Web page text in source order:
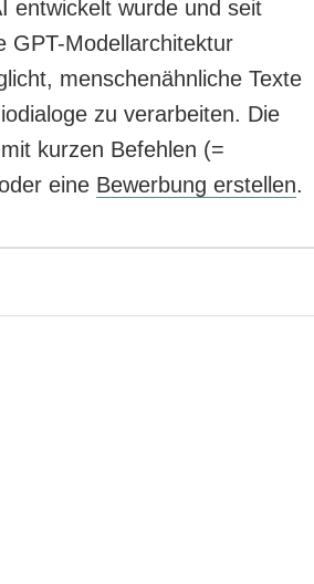
entwickelt wurde und seit
GPT-Modellarchitektur
menschenähnliche Texte
zu verarbeiten.​ Die
kurzen Befehlen (=
eine Bewerbung erstellen.